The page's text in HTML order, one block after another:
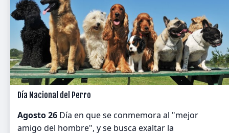
Día Nacional del Perro
Agosto 26 Día en que se conmemora al "mejor
amigo del hombre", y se busca exaltar la